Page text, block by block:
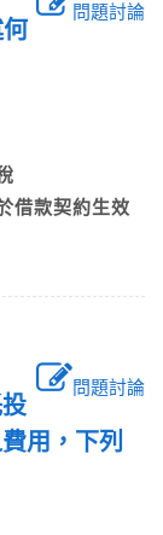
問題討論
借款契約生效
問題討論
用，下列